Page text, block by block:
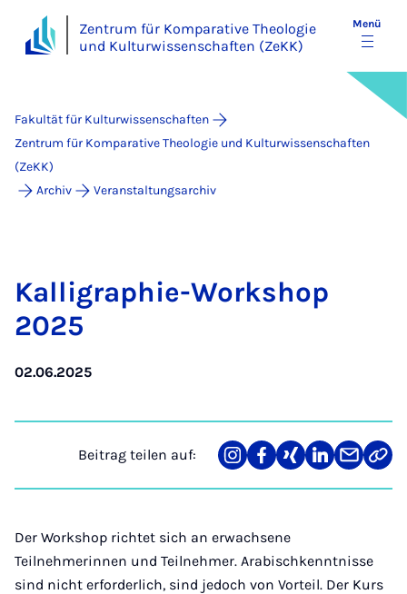
Zentrum für Komparative Theologie
und Kulturwissenschaften (ZeKK)
Menü
Fakultät für Kulturwissenschaften
Zentrum für Komparative Theologie und Kulturwissenschaften
(ZeKK)
Archiv
Veranstaltungsarchiv
Kal­li­gra­phie-Work­shop
2025
02.06.2025
Beitrag teilen auf:
Teilen
auf
Teilen
auf
Teilen
auf
Teilen
auf
Teilen
über
Link
Der Workshop richtet sich an erwachsene
Teilnehmerinnen und Teilnehmer. Arabischkenntnisse
sind nicht erforderlich, sind jedoch von Vorteil. Der Kurs